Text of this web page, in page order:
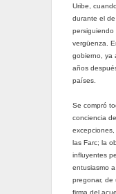
Uribe,
durante el
persiguiendo
vergüenza.
gobierno, ya
años
países.
Se compró
conciencia
las Farc; la
influyentes
entusiasmo
pregonar, de